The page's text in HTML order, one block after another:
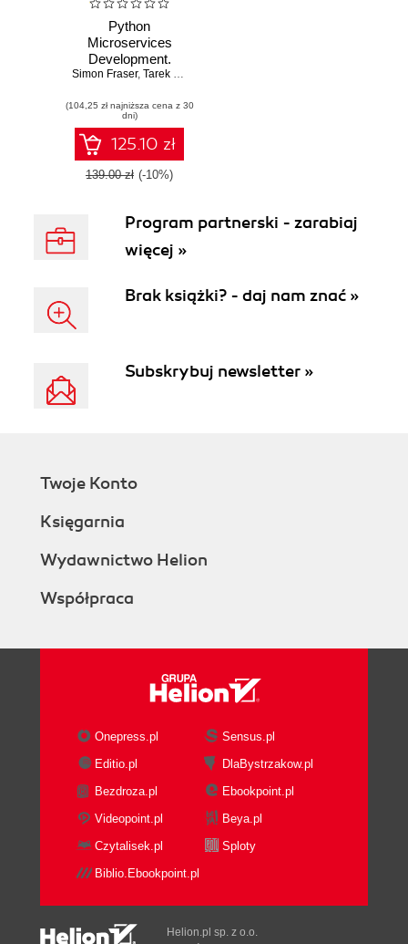
Python
Microservices
Development.
Build efficient and
microservices
using the Python
tooling ecosystem
- Second Edition
Simon Fraser, Tarek Ziadé
(104,25 zł najniższa cena z 30
dni)
125.10 zł
139.00 zł (-10%)
Program partnerski - zarabiaj
więcej »
Brak książki? - daj nam znać »
Subskrybuj newsletter »
Twoje Konto
Księgarnia
Wydawnictwo Helion
Współpraca
Onepress.pl
Sensus.pl
Editio.pl
DlaBystrzakow.pl
Bezdroza.pl
Ebookpoint.pl
Videopoint.pl
Beya.pl
Czytalisek.pl
Sploty
Biblio.Ebookpoint.pl
Helion.pl sp. z o.o.